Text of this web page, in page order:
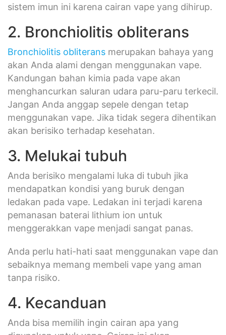
sistem imun ini karena cairan vape yang dihirup.
2. Bronchiolitis obliterans
Bronchiolitis obliterans merupakan bahaya yang
akan Anda alami dengan menggunakan vape.
Kandungan bahan kimia pada vape akan
menghancurkan saluran udara paru-paru terkecil.
Jangan Anda anggap sepele dengan tetap
menggunakan vape. Jika tidak segera dihentikan
akan berisiko terhadap kesehatan.
3. Melukai tubuh
Anda berisiko mengalami luka di tubuh jika
mendapatkan kondisi yang buruk dengan
ledakan pada vape. Ledakan ini terjadi karena
pemanasan baterai lithium ion untuk
menggerakkan vape menjadi sangat panas.
Anda perlu hati-hati saat menggunakan vape dan
sebaiknya memang membeli vape yang aman
tanpa risiko.
4. Kecanduan
Anda bisa memilih ingin cairan apa yang